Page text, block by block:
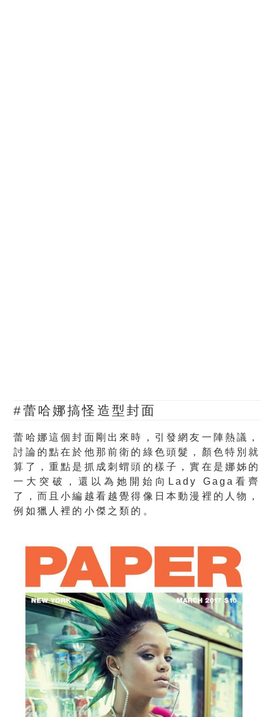
#蕾哈娜搞怪造型封面
蕾哈娜這個封面剛出來時，引發網友一陣熱議，
討論的點在於他那前衛的綠色頭髮，顏色特別就
算了，重點是抓成刺蝟頭的樣子，實在是娜姊的
一大突破，還以為她開始向Lady Gaga看齊
了，而且小編越看越覺得像日本動漫裡的人物，
例如獵人裡的小傑之類的。